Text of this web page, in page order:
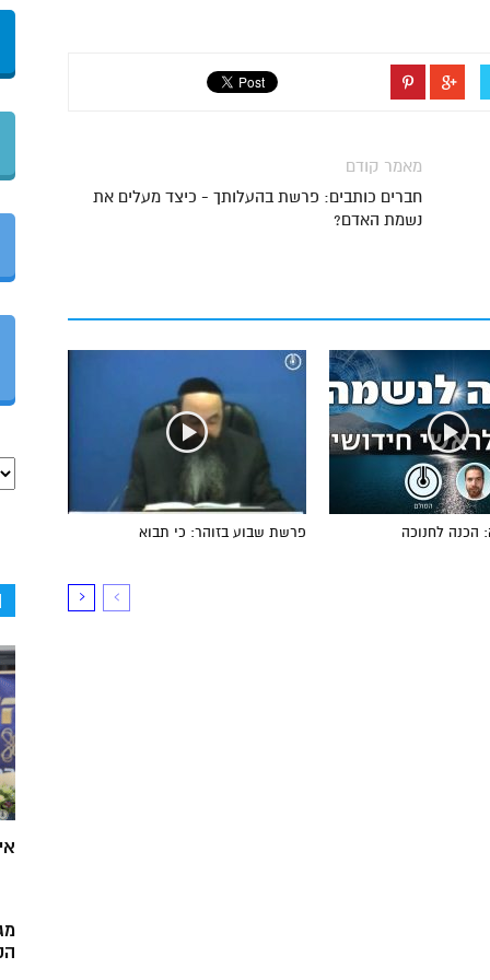
מאמר קודם
חברים כותבים: פרשת בהעלותך - כיצד מעלים את
נשמת האדם?
פרשת שבוע בזוהר: כי תבוא הכנה לחנוכה